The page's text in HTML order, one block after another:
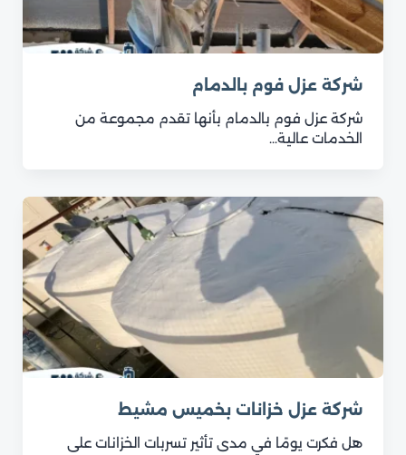
شركة عزل فوم بالدمام
شركة عزل فوم بالدمام بأنها تقدم مجموعة من
الخدمات عالية…
شركة عزل خزانات بخميس مشيط
هل فكرت يومًا في مدى تأثير تسربات الخزانات على